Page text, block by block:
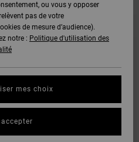
NOUVEAUTÉ
ou vous y opposer
pas de votre
de mesure d’audience).
notre : Politique d'utilisation des
mes choix